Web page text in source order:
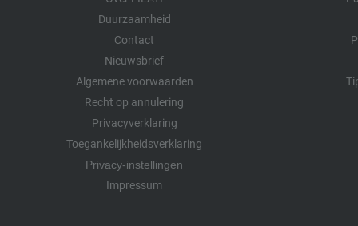
Duurzaamheid
Contact
Nieuwsbrief
Algemene voorwaarden
Recht op annulering
Privacyverklaring
Toegankelijkheidsverklaring
Privacy-instellingen
Impressum